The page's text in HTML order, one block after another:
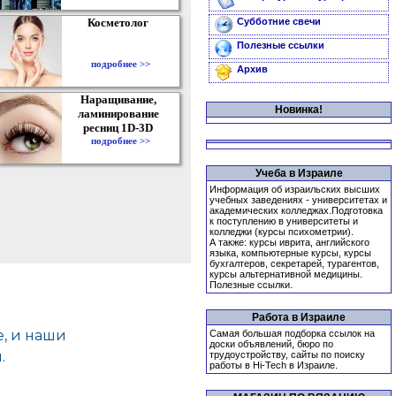
Косметолог
подробнее >>
Наращивание,
ламинирование
ресниц 1D-3D
подробнее >>
Субботние свечи
Полезные ссылки
Архив
Новинка!
Учеба в Израиле
Информация об израильских высших
учебных заведениях - университетах и
академических колледжах.Подготовка
к поступлению в университеты и
колледжи (курсы психометрии).
А также: курсы иврита, английского
языка, компьютерные курсы, курсы
бухгалтеров, секретарей, турагентов,
курсы альтернативной медицины.
Полезные ссылки.
Работа в Израиле
Самая большая подборка ссылок на
доски объявлений, бюро по
трудоустройству, сайты по поиску
работы в Hi-Tech в Израиле.